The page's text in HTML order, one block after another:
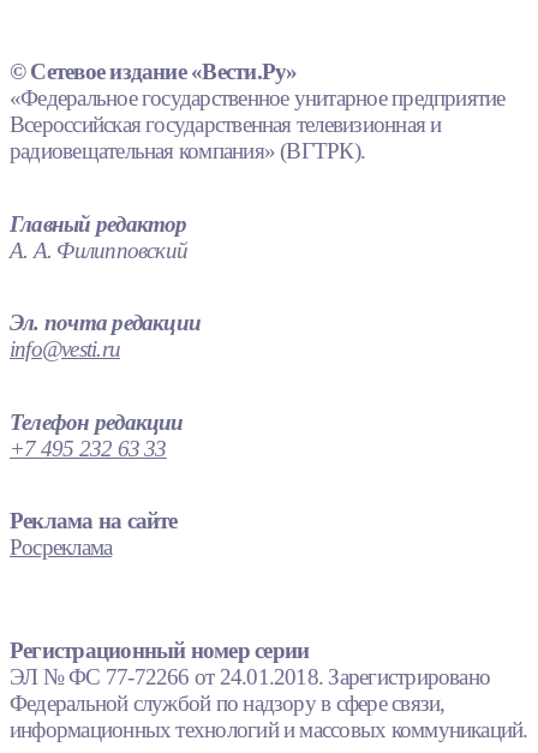
© Сетевое издание «Вести.Ру»
«Федеральное государственное унитарное предприятие
Всероссийская государственная телевизионная и
радиовещательная компания» (ВГТРК).
Главный редактор
А. А. Филипповский
Эл. почта редакции
info@vesti.ru
Телефон редакции
+7 495 232 63 33
Реклама на сайте
Росреклама
Регистрационный номер серии
ЭЛ № ФС 77-72266 от 24.01.2018. Зарегистрировано
Федеральной службой по надзору в сфере связи,
информационных технологий и массовых коммуникаций.